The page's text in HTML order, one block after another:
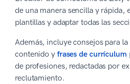
de una manera sencilla y rápida,
plantillas y adaptar todas las
Además, incluye consejos para
contenido y frases de currículum
de profesiones, redactadas por
reclutamiento.